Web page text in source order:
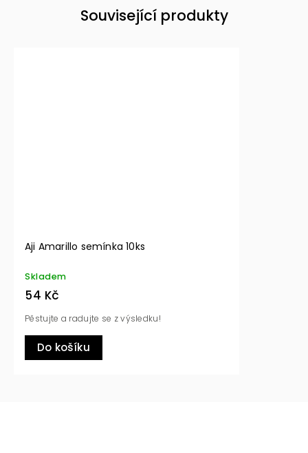
Související produkty
Aji Amarillo semínka 10ks
Skladem
54 Kč
Do košíku
Pěstujte a radujte se z výsledku!